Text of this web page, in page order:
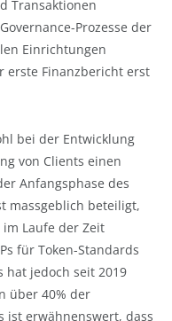
Transaktionen
Prozesse der
Einrichtungen
erste Finanzbericht erst
bei der Entwicklung
von Clients einen
Anfangsphase des
massgeblich beteiligt,
Laufe der Zeit
für Token-Standards
hat jedoch seit 2019
über 40% der
ist erwähnenswert, dass